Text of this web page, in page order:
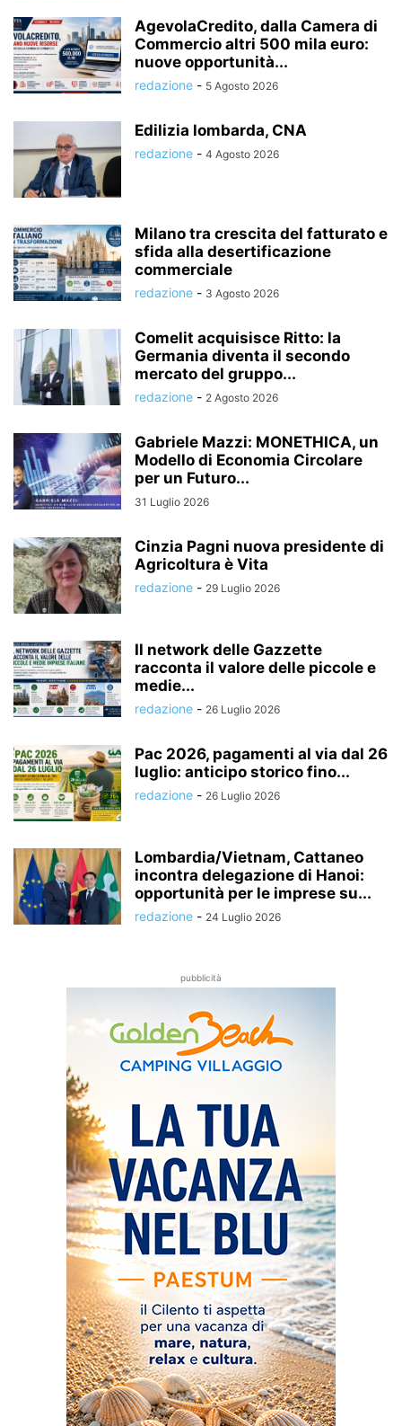
AgevolaCredito, dalla Camera di
Commercio altri 500 mila euro:
nuove opportunità...
redazione - 5 Agosto 2026
Edilizia lombarda, CNA
redazione - 4 Agosto 2026
Milano tra crescita del fatturato e
sfida alla desertificazione
commerciale
redazione - 3 Agosto 2026
Comelit acquisisce Ritto: la
Germania diventa il secondo
mercato del gruppo...
redazione - 2 Agosto 2026
Gabriele Mazzi: MONETHICA, un
Modello di Economia Circolare
per un Futuro...
31 Luglio 2026
Cinzia Pagni nuova presidente di
Agricoltura è Vita
redazione - 29 Luglio 2026
Il network delle Gazzette
racconta il valore delle piccole e
medie...
redazione - 26 Luglio 2026
Pac 2026, pagamenti al via dal 26
luglio: anticipo storico fino...
redazione - 26 Luglio 2026
Lombardia/Vietnam, Cattaneo
incontra delegazione di Hanoi:
opportunità per le imprese su...
redazione - 24 Luglio 2026
pubblicità